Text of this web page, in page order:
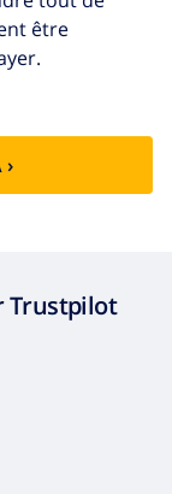
être
Trustpilot